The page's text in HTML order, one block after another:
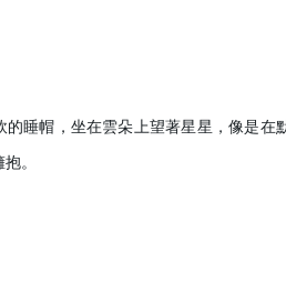
的睡帽，坐在雲朵上望著星星，像是
。